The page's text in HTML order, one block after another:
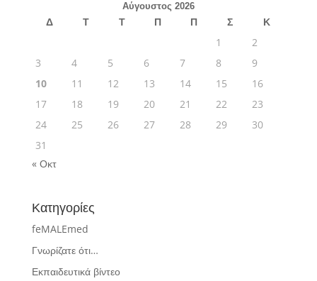
Αύγουστος 2026
Δ Τ Τ Π Π Σ
Κ
1
2
3
4 5 6 7 8
9
10
11 12 13 14 15
16
17
18 19 20 21 22
23
24
25 26 27 28 29
30
31
« Οκτ
Κατηγορίες
feMALEmed
Γνωρίζατε ότι…
Εκπαιδευτικά βίντεο